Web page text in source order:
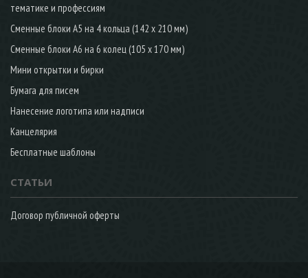
тематике и профессиям
Сменные блоки А5 на 4 кольца (142 х 210 мм)
Сменные блоки А6 на 6 колец (105 х 170 мм)
Мини открытки и бирки
Бумага для писем
Нанесение логотипа или надписи
Канцелярия
Бесплатные шаблоны
СТАТЬИ
Договор публичной оферты